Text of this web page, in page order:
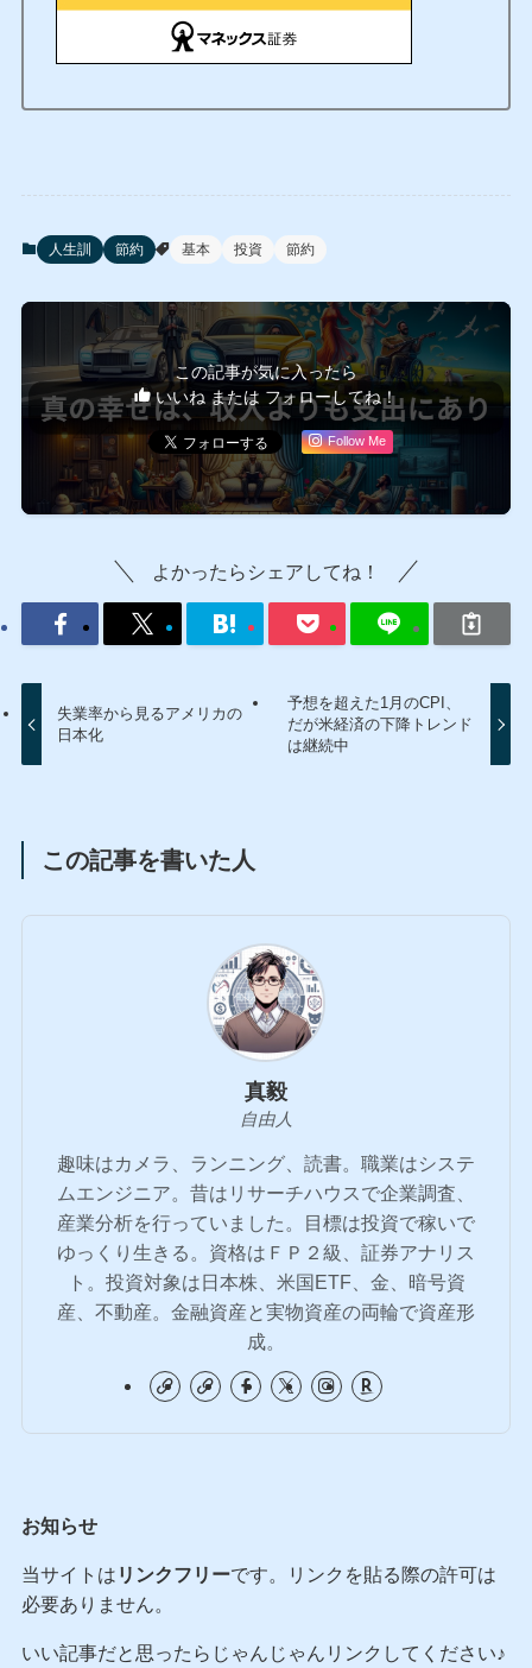
人生訓 節約 基本 投資 節約
この記事が気に入ったら
いいね または フォローしてね！
Follow Me
よかったらシェアしてね！
失業率から見るアメリカの
日本化
予想を超えた1月のCPI、
だが米経済の下降トレンド
は継続中
この記事を書いた人
真毅
自由人
趣味はカメラ、ランニング、読書。職業はシステ
ムエンジニア。昔はリサーチハウスで企業調査、
産業分析を行っていました。目標は投資で稼いで
ゆっくり生きる。資格はＦＰ２級、証券アナリス
ト。投資対象は日本株、米国ETF、金、暗号資
産、不動産。金融資産と実物資産の両輪で資産形
成。
お知らせ
当サイトは リンクフリーです。リンクを貼る際の許可は
必要ありません。
いい記事だと思ったらじゃんじゃんリンクしてください♪